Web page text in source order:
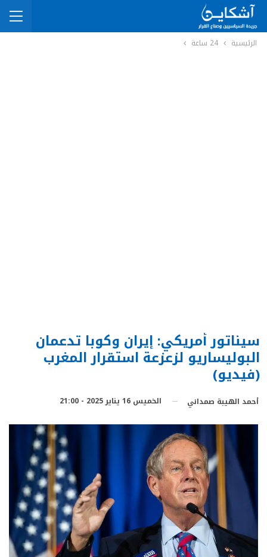
الرئيسية 24 ساعة
سيناتور أمريكي: إيران وكوبا تدعمان
البوليساريو لزعزعة استقرار المغرب
(فيديو)
أحمد الهيبة صمداني الخميس 16 يناير 2025 - 21:00